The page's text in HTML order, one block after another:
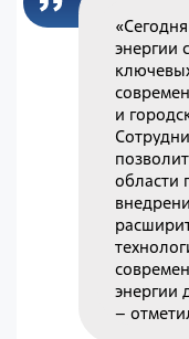
энергии
и
области
энергии
–